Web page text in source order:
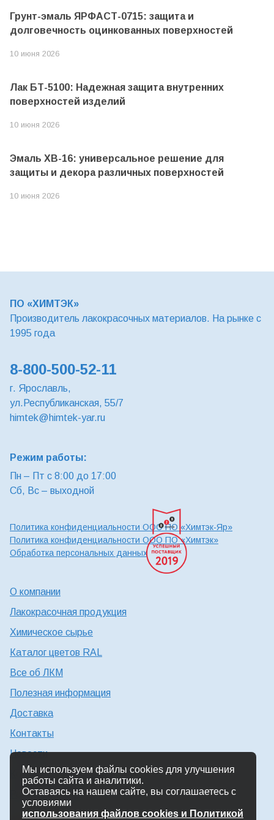
Грунт-эмаль ЯРФАСТ-0715: защита и
долговечность оцинкованных поверхностей
10 июня 2026
Лак БТ-5100: Надежная защита внутренних
поверхностей изделий
10 июня 2026
Эмаль ХВ-16: универсальное решение для
защиты и декора различных поверхностей
10 июня 2026
ПО «ХИМТЭК»
Производитель лакокрасочных материалов. На рынке с
1995 года
8-800-500-52-11
г. Ярославль,
ул.Республиканская, 55/7
himtek@himtek-yar.ru
Режим работы:
Пн – Пт с 8:00 до 17:00
Сб, Вс – выходной
Политика конфиденциальности ООО ПО «Химтэк-Яр»
Политика конфиденциальности ООО ПО «Химтэк»
Обработка персональных данных
О компании
Лакокрасочная продукция
Химическое сырье
Каталог цветов RAL
Все об ЛКМ
Полезная информация
Доставка
Контакты
Новости
Консультация технолога
Работа в Химтэк
Мы используем файлы cookies для улучшения
работы сайта и аналитики.
Оставаясь на нашем сайте, вы соглашаетесь с
условиями
использования файлов cookies и Политикой